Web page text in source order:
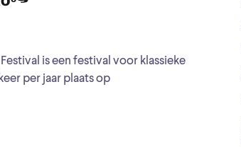
is een festival voor klassieke
per jaar plaats op